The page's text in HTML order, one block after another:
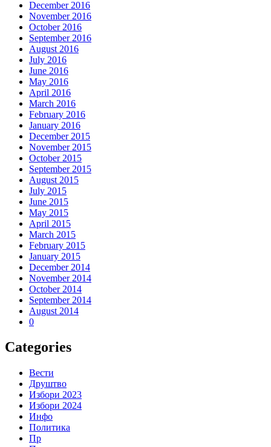
December 2016
November 2016
October 2016
September 2016
August 2016
July 2016
June 2016
May 2016
April 2016
March 2016
February 2016
January 2016
December 2015
November 2015
October 2015
September 2015
August 2015
July 2015
June 2015
May 2015
April 2015
March 2015
February 2015
January 2015
December 2014
November 2014
October 2014
September 2014
August 2014
0
Categories
Вести
Друштво
Избори 2023
Избори 2024
Инфо
Политика
Пр